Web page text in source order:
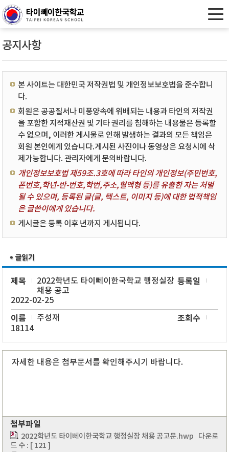
공지사항
본 사이트는 대한민국 저작권법 및 개인정보보호법을 준수합니
다.
회원은 공공질서나 미풍양속에 위배되는 내용과 타인의 저작권
을 포함한 지적재산권 및 기타 권리를 침해하는 내용물은 등록할
수 없으며, 이러한 게시물로 인해 발생하는 결과의 모든 책임은
회원 본인에게 있습니다.게시된 사진이나 동영상은 요청시에 삭
제가능합니다. 관리자에게 문의바랍니다.
개인정보보호법 제59조.3호에 따라 타인의 개인정보(주민번호,
폰번호,학년-반-번호,학번,주소,혈액형 등)를 유출한 자는 처벌
될 수 있으며, 등록된 글(글, 텍스트, 이미지 등)에 대한 법적책임
은 글쓴이에게 있습니다.
게시글은 등록 이후 년까지 게시됩니다.
제목
2022학년도 타이뻬이한국학교 행정실장
채용 공고
등록일
2022-02-25
이름 주성재 조회수
18114
자세한 내용은 첨부문서를 확인해주시기 바랍니다.
첨부파일
2022학년도 타이뻬이한국학교 행정실장 채용 공고문.hwp 다운로
드 수 : [ 121 ]